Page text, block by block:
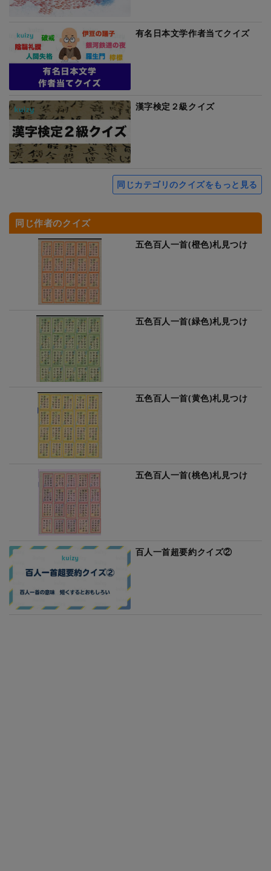
有名日本文学作者当てクイズ
漢字検定２級クイズ
同じカテゴリのクイズをもっと見る
同じ作者のクイズ
五色百人一首(橙色)札見つけ
五色百人一首(緑色)札見つけ
五色百人一首(黄色)札見つけ
五色百人一首(桃色)札見つけ
百人一首超要約クイズ②